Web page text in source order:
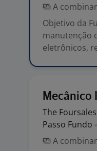
A combinar
Objetivo da
manutenção
eletrônicos,
Mecânico
The Foursales
Passo Fundo
A combinar